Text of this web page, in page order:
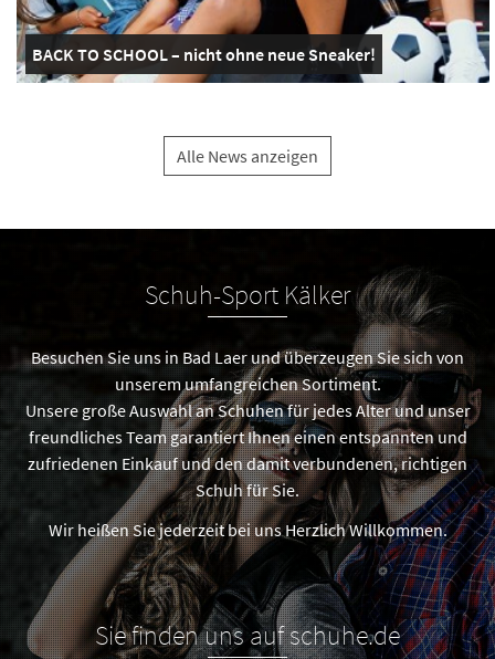
BACK TO SCHOOL – nicht ohne neue Sneaker!
Alle News anzeigen
Schuh-Sport Kälker
Besuchen Sie uns in Bad Laer und überzeugen Sie sich von
unserem umfangreichen Sortiment.
Unsere große Auswahl an Schuhen für jedes Alter und unser
freundliches Team garantiert Ihnen einen entspannten und
zufriedenen Einkauf und den damit verbundenen, richtigen
Schuh für Sie.
Wir heißen Sie jederzeit bei uns Herzlich Willkommen.
Sie finden uns auf schuhe.de